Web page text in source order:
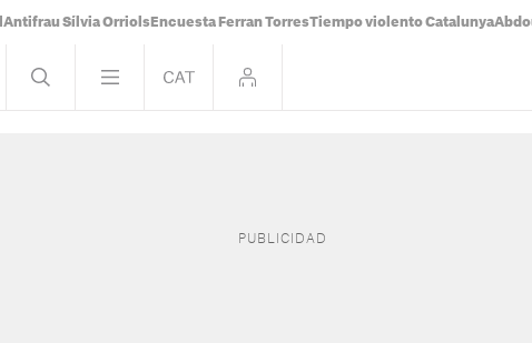
Antifrau Sílvia Orriols Encuesta Ferran TorresTiempo violento Catalunya